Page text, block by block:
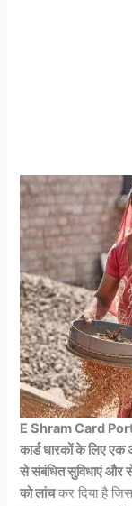
E Shram Card
कार्ड धारकों के लिए
से संबंधित सुविधाएं और
को लांचकर दिया है